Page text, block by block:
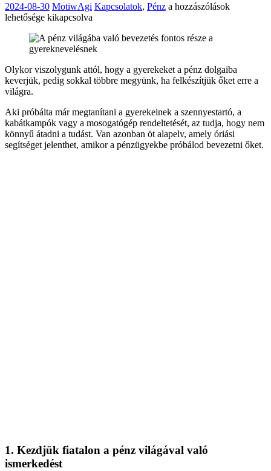
2024-08-30 MotiwAgi Kapcsolatok, Pénz Hogyan
a
pénz
világával
a hozzászólások
lehetősége kikapcsolva
Olykor viszolygunk attól, hogy a gyerekeket a pénz dolgaiba
keverjük, pedig sokkal többre megyünk, ha felkészítjük őket erre a
világra.
Aki próbálta már megtanítani a gyerekeinek a szennyestartó, a
kabátkampók vagy a mosogatógép rendeltetését, az tudja, hogy nem
könnyű átadni a tudást. Van azonban öt alapelv, amely óriási
segítséget jelenthet, amikor a pénzügyekbe próbálod bevezetni őket.
1. Kezdjük fiatalon a pénz világával való
ismerkedést